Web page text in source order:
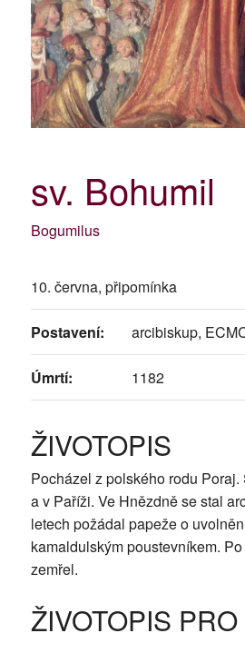
sv. Bohumil
Bogumilus
10. června, připomínka
Postavení: arcibiskup,
Úmrtí: 1182
ŽIVOTOPIS
Pocházel z polského rodu
a v Paříži. Ve Hnězdně se stal
letech požádal papeže o
kamaldulským poustevníkem.
zemřel.
ŽIVOTOPIS